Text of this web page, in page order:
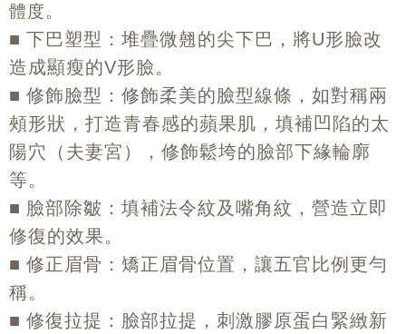
體度。
■ 下巴塑型：堆疊微翹的尖下巴，將U形臉改
造成顯瘦的V形臉。
■ 修飾臉型：修飾柔美的臉型線條，如對稱兩
頰形狀，打造青春感的蘋果肌，填補凹陷的太
陽穴（夫妻宮），修飾鬆垮的臉部下緣輪廓
等。
■ 臉部除皺：填補法令紋及嘴角紋，營造立即
修復的效果。
■ 修正眉骨：矯正眉骨位置，讓五官比例更勻
稱。
■ 修復拉提：臉部拉提，刺激膠原蛋白緊緻新